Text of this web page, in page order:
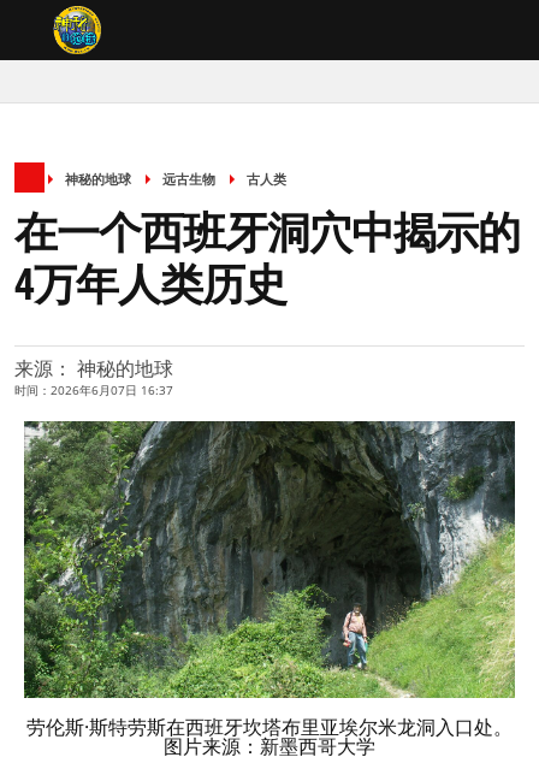
神秘的地球 远古生物 古人类
在一个西班牙洞穴中揭示的
4万年人类历史
来源： 神秘的地球
时间：2026年6月07日 16:37
劳伦斯·斯特劳斯在西班牙坎塔布里亚埃尔米龙洞入口处。
图片来源：新墨西哥大学